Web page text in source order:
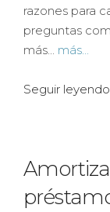
razones para
preguntas
más... más...
Seguir leyendo